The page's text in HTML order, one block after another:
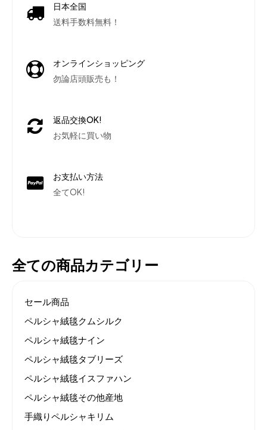
日本全国
送料手数料無料！
オンラインショッピング
勿論店頭販売も！
返品交換OK!
お気軽に買い物
お支払い方法
全てOK!
全ての商品カテゴリー
セール商品
ペルシャ絨毯クムシルク
ペルシャ絨毯ナイン
ペルシャ絨毯タブリーズ
ペルシャ絨毯イスファハン
ペルシャ絨毯その他産地
手織りペルシャキリム